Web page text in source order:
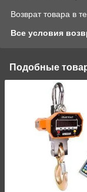
Возврат товара в
Все условия
Подобные